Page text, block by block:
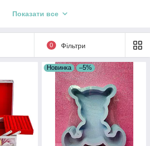
коробки для подарунків дитячі,
якісні подарункові коробки, щільні
картонні подарункові коробки,
на магніті, складні подарункові коробки.
Показати все
0 Фільтри
Новинка –5%